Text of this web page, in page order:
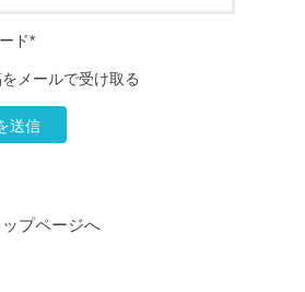
ド*
メールで受け取る
ップページへ